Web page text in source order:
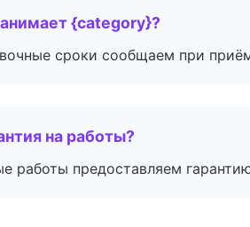
{category}?
сроки сообщаем при
на работы?
работы предоставляем